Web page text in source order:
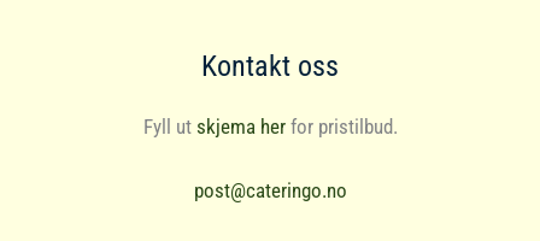
Kontakt oss
Fyll ut skjema herfor pristilbud.
post@cateringo.no